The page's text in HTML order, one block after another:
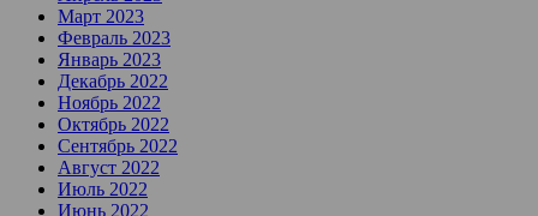
Март 2023
Февраль 2023
Январь 2023
Декабрь 2022
Ноябрь 2022
Октябрь 2022
Сентябрь 2022
Август 2022
Июль 2022
Июнь 2022